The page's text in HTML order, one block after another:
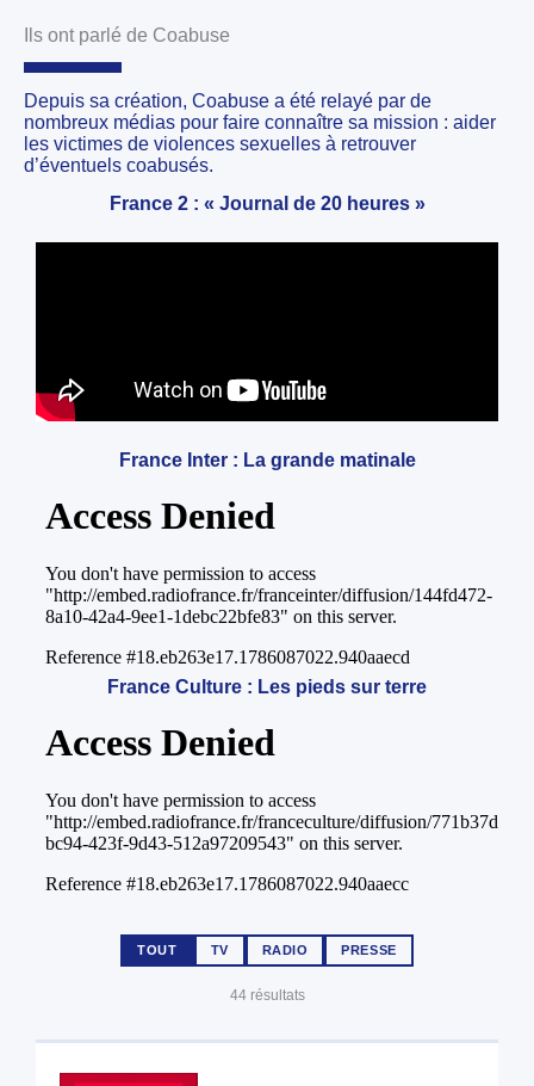
Ils ont parlé de Coabuse
Depuis sa création, Coabuse a été relayé par de
nombreux médias pour faire connaître sa mission : aider
les victimes de violences sexuelles à retrouver
d’éventuels coabusés.
France 2 : « Journal de 20 heures »
France Inter : La grande matinale
France Culture : Les pieds sur terre
TOUT TV RADIO PRESSE
44 résultats